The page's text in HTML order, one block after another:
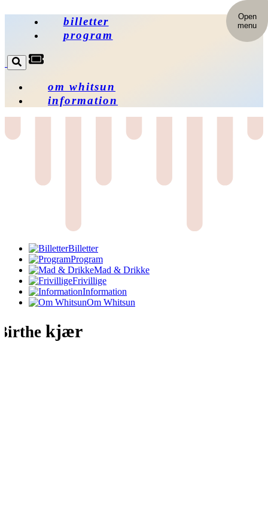
billetter
program
om whitsun
information
Billetter
Program
Mad & Drikke
Frivillige
Information
Om Whitsun
Open
menu
kjær